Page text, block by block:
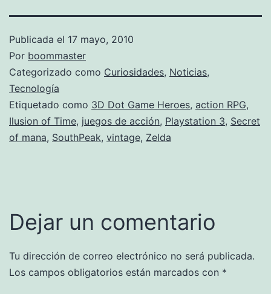
Publicada el 17 mayo, 2010
Por boommaster
Categorizado como Curiosidades, Noticias,
Tecnología
Etiquetado como 3D Dot Game Heroes, action RPG,
Ilusion of Time, juegos de acción, Playstation 3, Secret
of mana, SouthPeak, vintage, Zelda
Dejar un comentario
Tu dirección de correo electrónico no será publicada.
Los campos obligatorios están marcados con *